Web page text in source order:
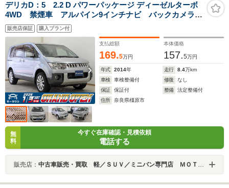
デリカD：5 2.2 D パワーパッケージ ディーゼルターボ
4WD 禁煙車 アルパイン9インチナビ バックカメラ
両側パワースライドドア シートヒーター
販売店保証 購入プラン付
支払総額
169.5万円
本体価格
157.5万円
年式 2014年 走行 8.4万km
車検
車検整備付 修復
なし
保証
保証付 整備
法定整備付
住所
奈良県橿原市
無
料
今すぐ在庫確認・見積依頼
電話する
販売店： 中古車販売・買取 軽／ＳＵＶ／ミニバン専門店 ＭＯＴＯＷＮ（モータウン）